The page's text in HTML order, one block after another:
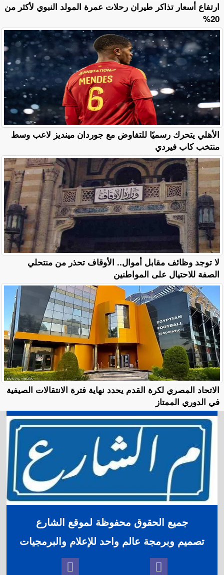
ارتفاع أسعار تذاكر طيران رحلات عمرة المولد النبوي لأكثر من
20%
الأهلي يتحرك رسميًا للتفاوض مع جوردان مينديز لاعب وسط
منتخب كاب فيردي
لا توجد وظائف مقابل أموال.. الأوقاف تحذر من منتحلي
الصفة للاحتيال على المواطنين
الاتحاد المصري لكرة القدم يحدد نهاية فترة الانتقالات الصيفية
في الدوري الممتاز
جميع الحقوق محفوظة لموقع الشارع
تصميم وبرمجة عالم واحد للإعلام والبرمجيات